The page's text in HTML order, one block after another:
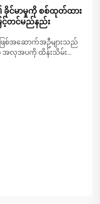
ခိုင်မာမှုကို စစ်ထုတ်ထား
င့်တင်မည်နည်း
ဖြစ်အဆောက်အဦများသည်
အလှအပကို ထိန်းသိမ်း